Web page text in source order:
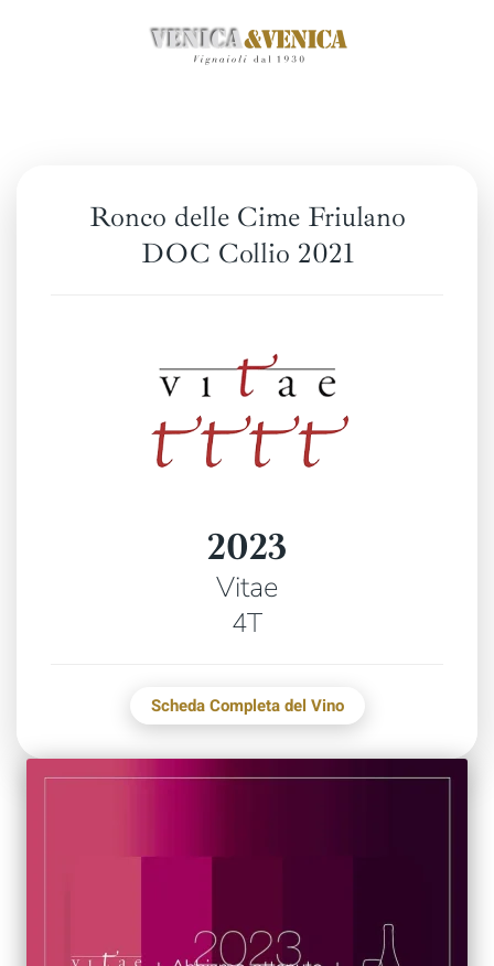
Ronco delle Cime Friulano
DOC Collio 2021
2023
Vitae
4T
Scheda Completa del Vino